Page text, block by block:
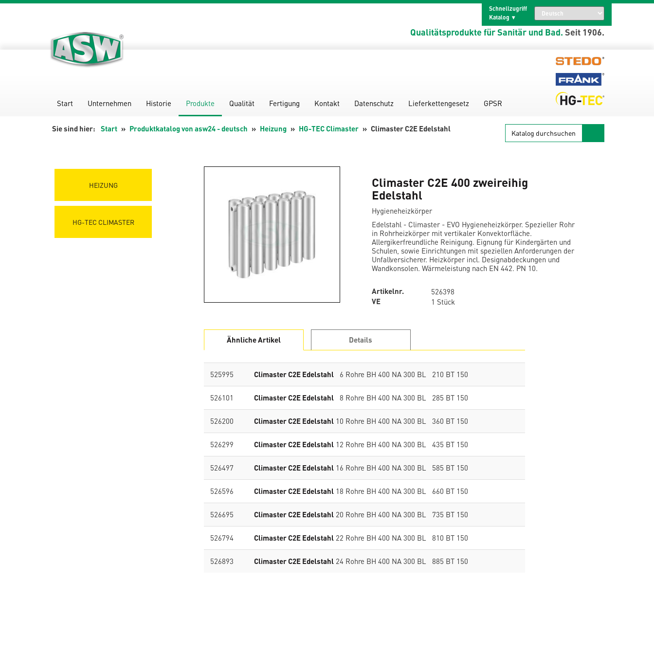
Schnellzugriff
Katalog
Qualitätsprodukte für Sanitär und Bad. Seit 1906.
Start Unternehmen Historie Produkte Qualität Fertigung Kontakt Datenschutz Lieferkettengesetz GPSR
Start Produktkatalog von asw24 - deutsch Heizung HG-TEC Climaster Climaster C2E Edelstahl Katalog
durchsuchen
HEIZUNG
HG-TEC CLIMASTER
Climaster C2E 400 zweireihig
Edelstahl
Hygieneheizkörper
Edelstahl - Climaster - EVO Hygieneheizkörper. Spezieller Rohr
in Rohrheizkörper mit vertikaler Konvektorfläche.
Allergikerfreundliche Reinigung. Eignung für Kindergärten und
Schulen, sowie Einrichtungen mit speziellen Anforderungen der
Unfallversicherer. Heizkörper incl. Designabdeckungen und
Wandkonsolen. Wärmeleistung nach EN 442. PN 10.
Artikelnr.
526398
VE
1 Stück
Ähnliche Artikel Details
525995 Climaster C2E Edelstahl6 Rohre BH 400 NA 300 BL 210 BT 150
526101 Climaster C2E Edelstahl8 Rohre BH 400 NA 300 BL 285 BT 150
526200 Climaster C2E Edelstahl10 Rohre BH 400 NA 300 BL 360 BT 150
526299 Climaster C2E Edelstahl12 Rohre BH 400 NA 300 BL 435 BT 150
526497 Climaster C2E Edelstahl16 Rohre BH 400 NA 300 BL 585 BT 150
526596 Climaster C2E Edelstahl18 Rohre BH 400 NA 300 BL 660 BT 150
526695 Climaster C2E Edelstahl20 Rohre BH 400 NA 300 BL 735 BT 150
526794 Climaster C2E Edelstahl22 Rohre BH 400 NA 300 BL 810 BT 150
526893 Climaster C2E Edelstahl24 Rohre BH 400 NA 300 BL 885 BT 150